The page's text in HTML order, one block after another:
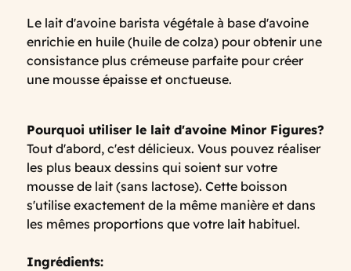
Le lait d'avoine barista végétale à base d'avoine
enrichie en huile (huile de colza) pour obtenir une
consistance plus crémeuse parfaite pour créer
une mousse épaisse et onctueuse.
Pourquoi utiliser le lait d'avoine Minor Figures?
Tout d'abord, c'est délicieux. Vous pouvez réaliser
les plus beaux dessins qui soient sur votre
mousse de lait (sans lactose). Cette boisson
s'utilise exactement de la même manière et dans
les mêmes proportions que votre lait habituel.
Ingrédients: